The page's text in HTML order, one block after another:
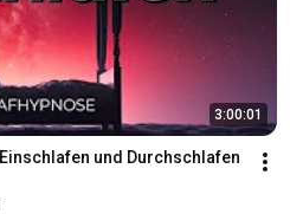
3:00:01
und Durchschlafen